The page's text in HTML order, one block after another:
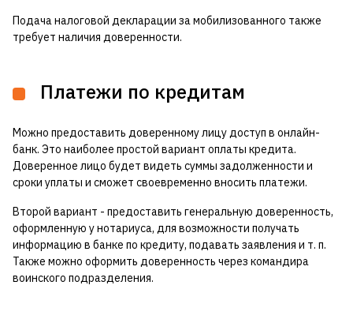
Подача налоговой декларации за мобилизованного также
требует наличия доверенности.
Платежи по кредитам
Можно предоставить доверенному лицу доступ в онлайн-
банк. Это наиболее простой вариант оплаты кредита.
Доверенное лицо будет видеть суммы задолженности и
сроки уплаты и сможет своевременно вносить платежи.
Второй вариант - предоставить генеральную доверенность,
оформленную у нотариуса, для возможности получать
информацию в банке по кредиту, подавать заявления и т. п.
Также можно оформить доверенность через командира
воинского подразделения.